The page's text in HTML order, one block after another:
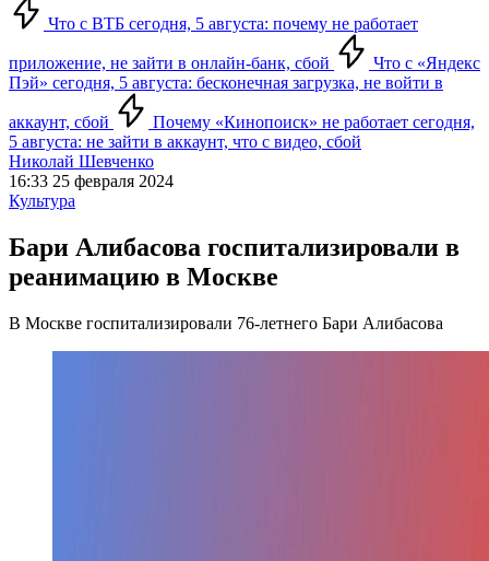
Что с ВТБ сегодня, 5 августа: почему не работает
приложение, не зайти в онлайн-банк, сбой
Что с «Яндекс
Пэй» сегодня, 5 августа: бесконечная загрузка, не войти в
аккаунт, сбой
Почему «Кинопоиск» не работает сегодня,
5 августа: не зайти в аккаунт, что с видео, сбой
Николай Шевченко
16:33 25 февраля 2024
Культура
Бари Алибасова госпитализировали в
реанимацию в Москве
В Москве госпитализировали 76-летнего Бари Алибасова